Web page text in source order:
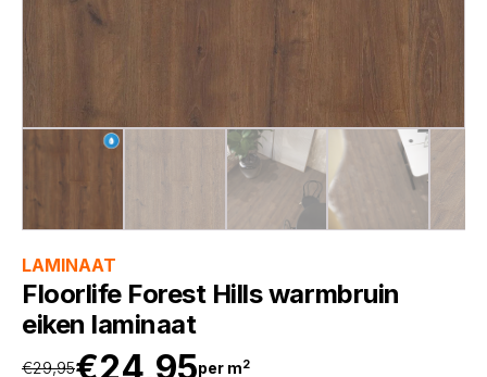
LAMINAAT
Floorlife Forest Hills warmbruin
eiken laminaat
€29,95€24,95per m2